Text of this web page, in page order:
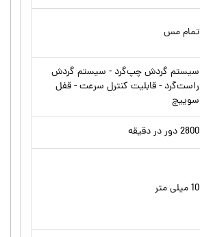
تمام مس
سیستم گردش چپ‌گرد - سیستم گردش
راست‌گرد - قابلیت کنترل سرعت - قفل
سوییچ
2800 دور در دقیقه
10 میلی متر